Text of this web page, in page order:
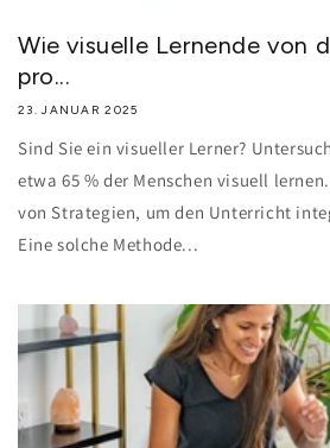
Wie visuelle Lernende von
pro...
23. JANUAR 2025
Sind Sie ein visueller Lerner?
etwa 65 % der Menschen visuell
von Strategien, um den Unterricht
Eine solche Methode...